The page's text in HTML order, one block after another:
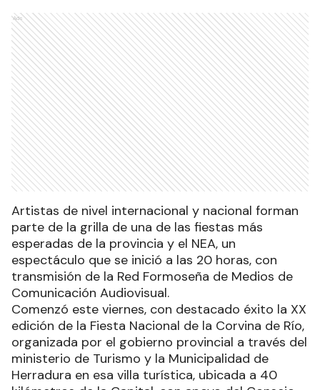
Ads
Artistas de nivel internacional y nacional forman
parte de la grilla de una de las fiestas más
esperadas de la provincia y el NEA, un
espectáculo que se inició a las 20 horas, con
transmisión de la Red Formoseña de Medios de
Comunicación Audiovisual.
Comenzó este viernes, con destacado éxito la XX
edición de la Fiesta Nacional de la Corvina de Río,
organizada por el gobierno provincial a través del
ministerio de Turismo y la Municipalidad de
Herradura en esa villa turística, ubicada a 40